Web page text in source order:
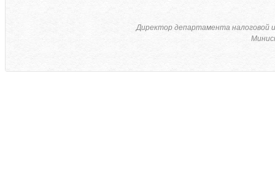
Директор департамента